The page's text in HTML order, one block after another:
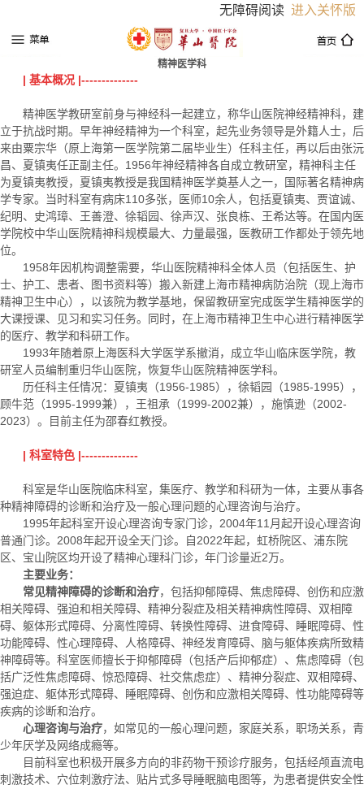
无障碍阅读 进入关怀版
精神医学科
| 基本概况 |--------------
精神医学教研室前身与神经科一起建立，称华山医院神经精神科，建
立于抗战时期。早年神经精神为一个科室，起先业务领导是外籍人士，后
来由粟宗华（原上海第一医学院第二届毕业生）任科主任，再以后由张沅
昌、夏镇夷任正副主任。1956年神经精神各自成立教研室，精神科主任
为夏镇夷教授，夏镇夷教授是我国精神医学奠基人之一，国际著名精神病
学专家。当时科室有病床110多张，医师10余人，包括夏镇夷、贾谊诚、
纪明、史鸿璋、王善澄、徐韬园、徐声汉、张良栋、王希达等。在国内医
学院校中华山医院精神科规模最大、力量最强，医教研工作都处于领先地
位。
1958年因机构调整需要，华山医院精神科全体人员（包括医生、护
士、护工、患者、图书资料等）搬入新建上海市精神病防治院（现上海市
精神卫生中心），以该院为教学基地，保留教研室完成医学生精神医学的
大课授课、见习和实习任务。同时，在上海市精神卫生中心进行精神医学
的医疗、教学和科研工作。
1993年随着原上海医科大学医学系撤消，成立华山临床医学院，教
研室人员编制重归华山医院，恢复华山医院精神医学科。
历任科主任情况：夏镇夷（1956-1985），徐韬园（1985-1995），
顾牛范（1995-1999兼），王祖承（1999-2002兼），施慎逊（2002-
2023）。目前主任为邵春红教授。
| 科室特色 |--------------
科室是华山医院临床科室，集医疗、教学和科研为一体，主要从事各
种精神障碍的诊断和治疗及一般心理问题的心理咨询与治疗。
1995年起科室开设心理咨询专家门诊，2004年11月起开设心理咨询
普通门诊。2008年起开设全天门诊。自2022年起，虹桥院区、浦东院
区、宝山院区均开设了精神心理科门诊，年门诊量近2万。
主要业务：
常见精神障碍的诊断和治疗，包括抑郁障碍、焦虑障碍、创伤和应激
相关障碍、强迫和相关障碍、精神分裂症及相关精神病性障碍、双相障
碍、躯体形式障碍、分离性障碍、转换性障碍、进食障碍、睡眠障碍、性
功能障碍、性心理障碍、人格障碍、神经发育障碍、脑与躯体疾病所致精
神障碍等。科室医师擅长于抑郁障碍（包括产后抑郁症）、焦虑障碍（包
括广泛性焦虑障碍、惊恐障碍、社交焦虑症）、精神分裂症、双相障碍、
强迫症、躯体形式障碍、睡眠障碍、创伤和应激相关障碍、性功能障碍等
疾病的诊断和治疗。
心理咨询与治疗，如常见的一般心理问题，家庭关系，职场关系，青
少年厌学及网络成瘾等。
目前科室也积极开展多方向的非药物干预诊疗服务，包括经颅直流电
刺激技术、穴位刺激疗法、贴片式多导睡眠脑电图等，为患者提供安全性